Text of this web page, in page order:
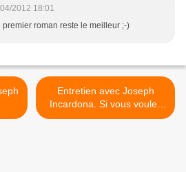
2012 18:01
premier roman reste le meilleur ;-)
Entretien avec Joseph
Incardona. Si vous voulez
tout savoir sur "Trash